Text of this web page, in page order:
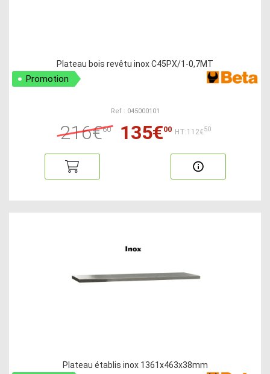
Plateau bois revêtu inox C45PX/1-0,7MT
Promotion
Ref : 045000101
216€60 135€00 HT:112€50
Plateau établis inox 1361x463x38mm